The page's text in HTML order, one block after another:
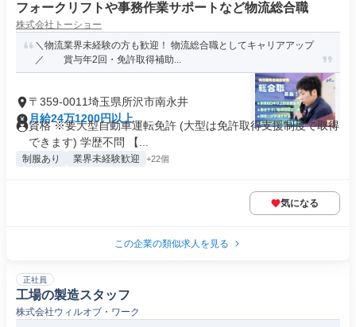
フォークリフトや事務作業サポートなど物流総合職
株式会社トーショー
＼物流業界未経験の方も歓迎！ 物流総合職としてキャリアアップ
／ 賞与年2回・免許取得補助...
〒359-0011埼玉県所沢市南永井
月給24万1200円以上
資格 ※要大型自動車運転免許 (大型は免許取得支援制度で取得
できます) 学歴不問 【...
制服あり 業界未経験歓迎 +22個
気になる
この企業の類似求人を見る
正社員
工場の製造スタッフ
株式会社ウィルオブ・ワーク